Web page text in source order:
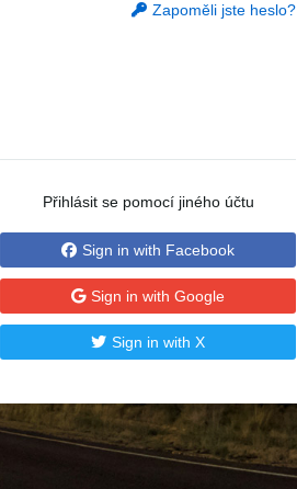
Zapoměli jste heslo?
Přihlásit se pomocí jiného účtu
Sign in with Facebook
Sign in with Google
Sign in with X